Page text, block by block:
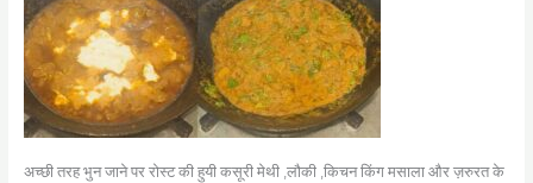
अच्छी तरह भुन जाने पर रोस्ट की हुयी कसूरी मेथी ,लौकी ,किचन किंग मसाला और ज़रुरत के